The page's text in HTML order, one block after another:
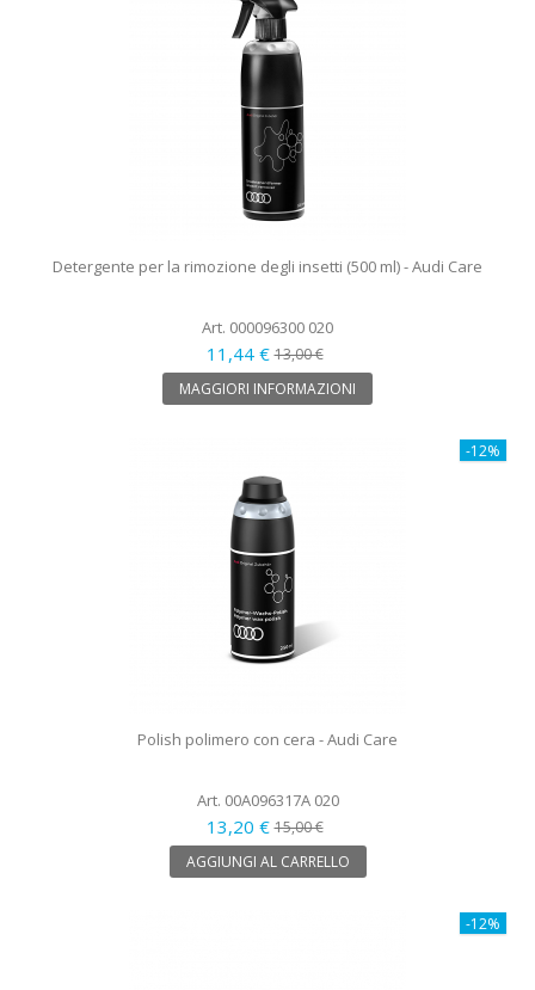
Detergente per la rimozione degli insetti (500 ml) - Audi Care
Art. 000096300 020
11,44 €13,00 €
MAGGIORI INFORMAZIONI
-12%
Polish polimero con cera - Audi Care
Art. 00A096317A 020
13,20 €15,00 €
AGGIUNGI AL CARRELLO
-12%